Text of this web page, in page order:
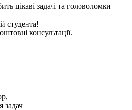
цікаві задачі та головоломки
студента!
консультації.
задач